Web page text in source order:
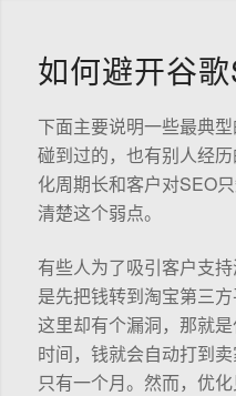
如何避开谷
下面主要说明一些最典
碰到过的，也有别人经
化周期长和客户对SEO
清楚这个弱点。
有些人为了吸引客户支
是先把钱转到淘宝第三
这里却有个漏洞，那就
时间，钱就会自动打到
只有一个月。然而，优